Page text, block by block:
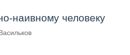
наивному человеку